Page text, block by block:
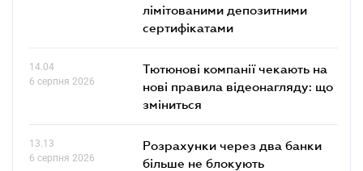
лімітованими депозитними
сертифікатами
14.04
6 серпня 2026
Тютюнові компанії чекають на
нові правила відеонагляду: що
зміниться
13.13
6 серпня 2026
Розрахунки через два банки
більше не блокують